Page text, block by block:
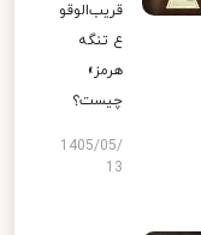
قریب‌الوقو
ع تنگه
هرمز»
چیست؟
1405/05/
13